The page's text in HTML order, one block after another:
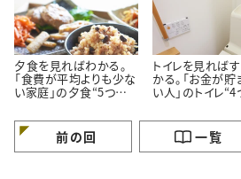
夕食を見ればわかる。
「食費が平均よりも少な
い家庭」の夕食“5つの
トイレを見れば
かる。「お金が貯
い人」のトイレ
前の回 一覧